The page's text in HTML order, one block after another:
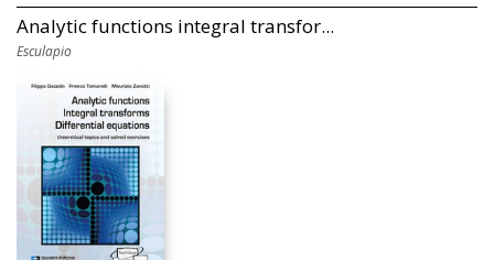
Analytic functions integral transfor...
Esculapio